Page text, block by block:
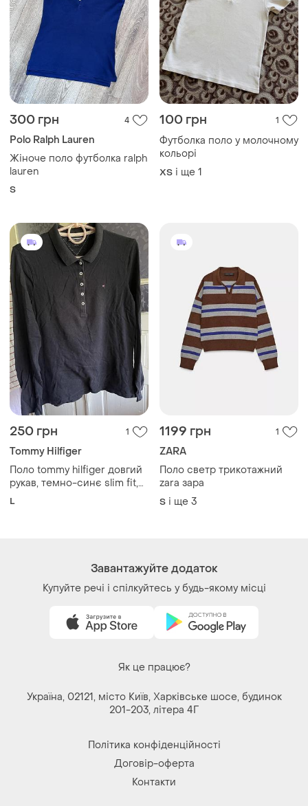
300 грн 4
Polo Ralph Lauren
Жіноче поло футболка ralph
lauren
S
100 грн 1
Футболка поло у молочному
кольорі
ХS і ще 1
250 грн 1
Tommy Hilfiger
Поло tommy hilfiger довгий
рукав, темно-синє slim fit,
розмір l
L
1199 грн 1
ZARA
Поло светр трикотажний
zara зара
S і ще 3
Завантажуйте додаток
Купуйте речі і спілкуйтесь у будь-якому місці
Як це працює?
Україна, 02121, місто Київ, Харківське шосе, будинок
201-203, літера 4Г
Політика конфіденційності
Договір-оферта
Контакти